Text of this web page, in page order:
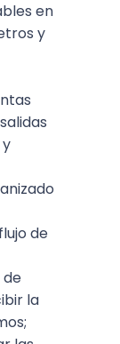
en
y
de
de
la